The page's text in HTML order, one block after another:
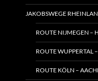
JAKOBSWEGE
ROUTE NIJMEGEN –
ROUTE WUPPERTAL
ROUTE KÖLN –